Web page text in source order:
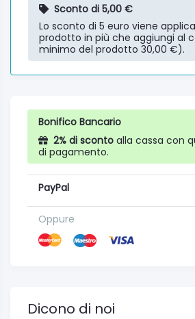
Sconto di 5,00 €
Lo sconto di 5 euro viene
prodotto in più che aggiungi al
minimo del prodotto 30,00 €).
Bonifico Bancario
2% di sconto alla cassa con
di pagamento.
PayPal
Oppure
Dicono di noi